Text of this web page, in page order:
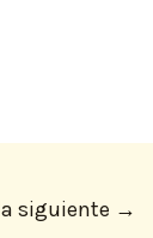
siguiente →